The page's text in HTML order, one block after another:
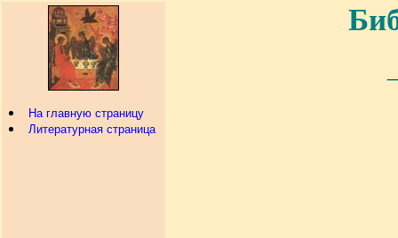
На главную страницу
Литературная страница